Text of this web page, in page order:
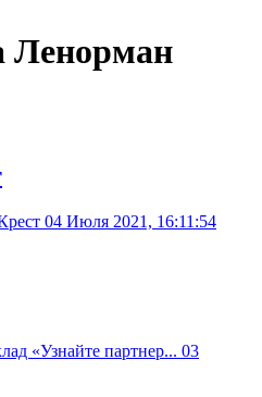
Ленорман
04 Июля 2021, 16:11:54
«Узнайте партнер... 03